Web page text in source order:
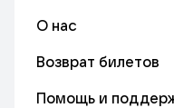
О нас
Возврат билетов
Помощь и